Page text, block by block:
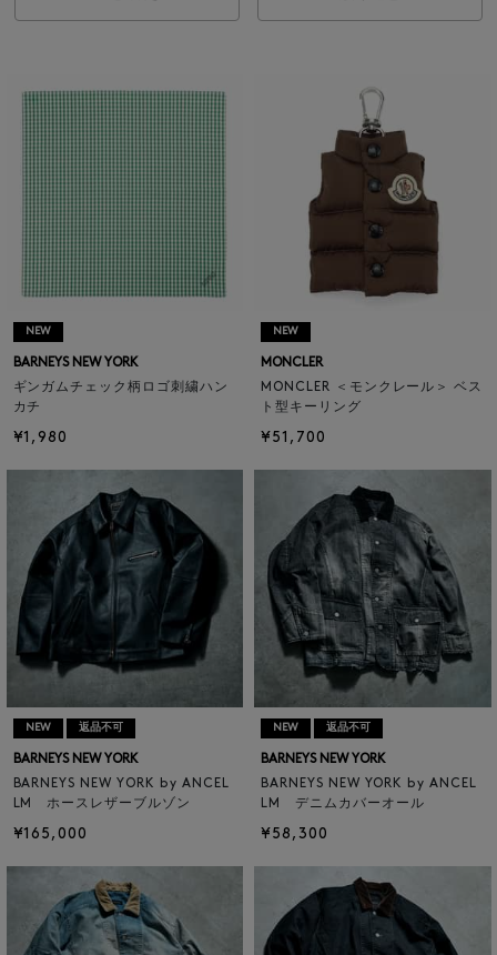
NEW
BARNEYS NEW YORK
ギンガムチェック柄ロゴ刺繍ハン
カチ
¥1,980
NEW
MONCLER
MONCLER ＜モンクレール＞ ベス
ト型キーリング
¥51,700
NEW 返品不可
BARNEYS NEW YORK
BARNEYS NEW YORK by ANCEL
LM ホースレザーブルゾン
¥165,000
NEW 返品不可
BARNEYS NEW YORK
BARNEYS NEW YORK by ANCEL
LM デニムカバーオール
¥58,300